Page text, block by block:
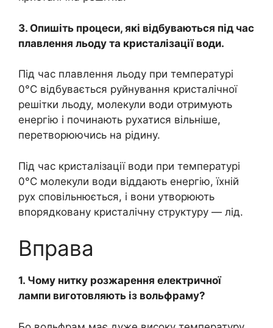
3. Опишіть процеси, які відбуваються під час
плавлення льоду та кристалізації води.
Під час плавлення льоду при температурі
0°C відбувається руйнування кристалічної
решітки льоду, молекули води отримують
енергію і починають рухатися вільніше,
перетворюючись на рідину.
Під час кристалізації води при температурі
0°C молекули води віддають енергію, їхній
рух сповільнюється, і вони утворюють
впорядковану кристалічну структуру — лід.
Вправа
1. Чому нитку розжарення електричної
лампи виготовляють із вольфраму?